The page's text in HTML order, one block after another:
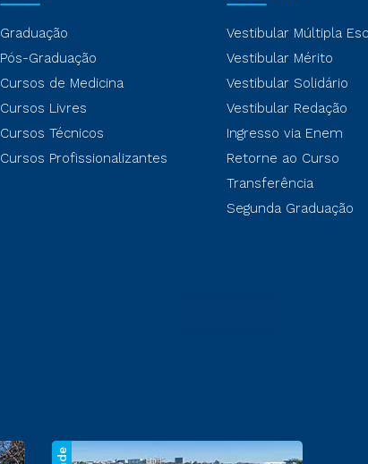
Graduação
Pós-Graduação
Cursos de Medicina
Cursos Livres
Cursos Técnicos
Cursos Profissionalizantes
Vestibular Múltipla
Vestibular Mérito
Vestibular Solidário
Vestibular Redação
Ingresso via Enem
Retorne ao Curso
Transferência
Segunda Graduação